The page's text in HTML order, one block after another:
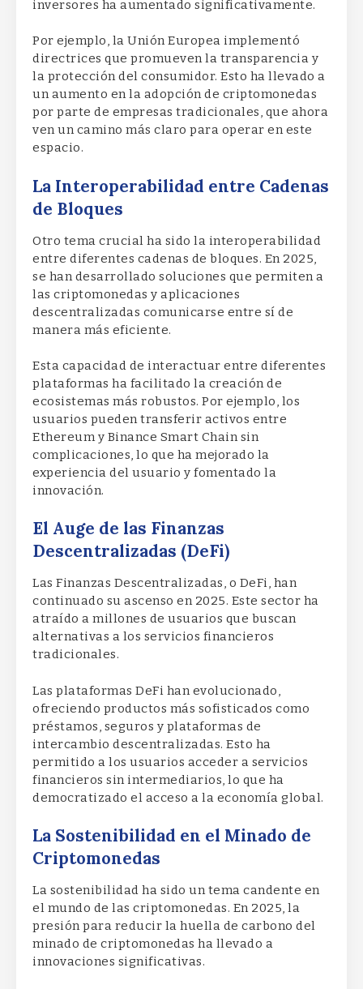
inversores ha aumentado significativamente.
Por ejemplo, la Unión Europea implementó
directrices que promueven la transparencia y
la protección del consumidor. Esto ha llevado a
un aumento en la adopción de criptomonedas
por parte de empresas tradicionales, que ahora
ven un camino más claro para operar en este
espacio.
La Interoperabilidad entre Cadenas
de Bloques
Otro tema crucial ha sido la interoperabilidad
entre diferentes cadenas de bloques. En 2025,
se han desarrollado soluciones que permiten a
las criptomonedas y aplicaciones
descentralizadas comunicarse entre sí de
manera más eficiente.
Esta capacidad de interactuar entre diferentes
plataformas ha facilitado la creación de
ecosistemas más robustos. Por ejemplo, los
usuarios pueden transferir activos entre
Ethereum y Binance Smart Chain sin
complicaciones, lo que ha mejorado la
experiencia del usuario y fomentado la
innovación.
El Auge de las Finanzas
Descentralizadas (DeFi)
Las Finanzas Descentralizadas, o DeFi, han
continuado su ascenso en 2025. Este sector ha
atraído a millones de usuarios que buscan
alternativas a los servicios financieros
tradicionales.
Las plataformas DeFi han evolucionado,
ofreciendo productos más sofisticados como
préstamos, seguros y plataformas de
intercambio descentralizadas. Esto ha
permitido a los usuarios acceder a servicios
financieros sin intermediarios, lo que ha
democratizado el acceso a la economía global.
La Sostenibilidad en el Minado de
Criptomonedas
La sostenibilidad ha sido un tema candente en
el mundo de las criptomonedas. En 2025, la
presión para reducir la huella de carbono del
minado de criptomonedas ha llevado a
innovaciones significativas.